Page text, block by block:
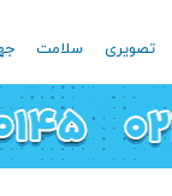
تصویری سلامت